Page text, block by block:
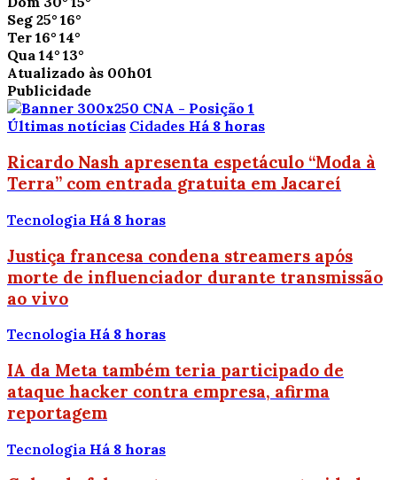
Seg 25° 16°
Ter 16° 14°
Qua 14° 13°
Atualizado às 00h01
Publicidade
Últimas notícias Cidades Há 8 horas
Ricardo Nash apresenta espetáculo “Moda à
Terra” com entrada gratuita em Jacareí
Tecnologia Há 8 horas
Justiça francesa condena streamers após
morte de influenciador durante transmissão
ao vivo
Tecnologia Há 8 horas
IA da Meta também teria participado de
ataque hacker contra empresa, afirma
reportagem
Tecnologia Há 8 horas